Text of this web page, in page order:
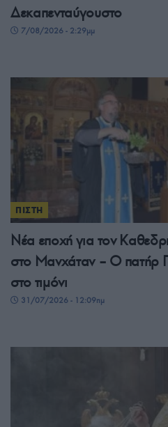
Δεκαπενταύγουστο
7/08/2026 - 2:29μμ
ΠΙΣΤΗ
Νέα εποχή για τον
στο Μανχάταν – O πατήρ
στο τιμόνι
31/07/2026 - 12:09πμ